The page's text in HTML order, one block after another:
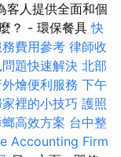
客人提供全面和個
？ - 環保餐具快
費用參考 律師收
題快速解決 北部
燴便利服務 下午
裡的小技巧 護照
高效方案 台中整
Accounting Firm